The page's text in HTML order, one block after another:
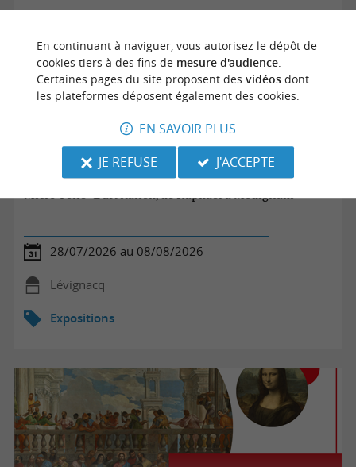
Micro-Folie "L'art italien, de Raphaël à Modigliani""
28/07/2026 au 08/08/2026
Lévignacq
Expositions
En continuant à naviguer, vous autorisez le dépôt de
cookies tiers à des fins de mesure d'audience.
Certaines pages du site proposent des vidéosdont
les plateformes déposent également des cookies.
EN SAVOIR PLUS
JE REFUSE
J'ACCEPTE